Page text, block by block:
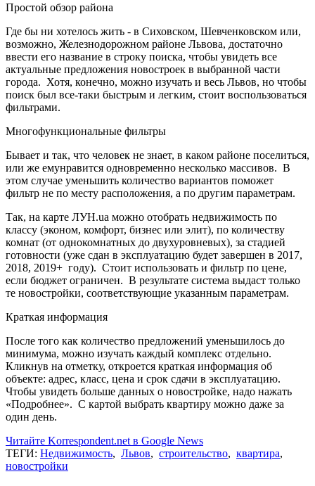
Простой обзор района
Где бы ни хотелось жить - в Сиховском, Шевченковском или,
возможно, Железнодорожном районе Львова, достаточно
ввести его название в строку поиска, чтобы увидеть все
актуальные предложения новостроек в выбранной части
города. Хотя, конечно, можно изучать и весь Львов, но чтобы
поиск был все-таки быстрым и легким, стоит воспользоваться
фильтрами.
Многофункциональные фильтры
Бывает и так, что человек не знает, в каком районе поселиться,
или же емунравится одновременно несколько массивов. В
этом случае уменьшить количество вариантов поможет
фильтр не по месту расположения, а по другим параметрам.
Так, на карте ЛУН.ua можно отобрать недвижимость по
классу (эконом, комфорт, бизнес или элит), по количеству
комнат (от однокомнатных до двухуровневых), за стадией
готовности (уже сдан в эксплуатацию будет завершен в 2017,
2018, 2019+ году). Стоит использовать и фильтр по цене,
если бюджет ограничен. В результате система выдаст только
те новостройки, соответствующие указанным параметрам.
Краткая информация
После того как количество предложений уменьшилось до
минимума, можно изучать каждый комплекс отдельно.
Кликнув на отметку, откроется краткая информация об
объекте: адрес, класс, цена и срок сдачи в эксплуатацию.
Чтобы увидеть больше данных о новостройке, надо нажать
«Подробнее». С картой выбрать квартиру можно даже за
один день.
Читайте Korrespondent.net в Google News
ТЕГИ: Недвижимость, Львов, строительство, квартира,
новостройки